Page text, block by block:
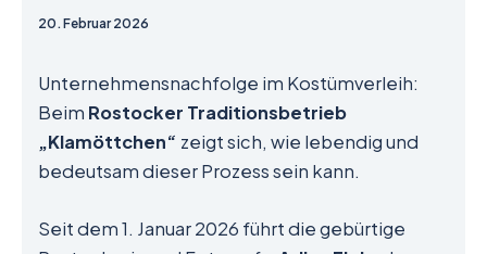
20. Februar 2026
Unternehmensnachfolge im Kostümverleih:
Beim Rostocker Traditionsbetrieb
„Klamöttchen“ zeigt sich, wie lebendig und
bedeutsam dieser Prozess sein kann.
Seit dem 1. Januar 2026 führt die gebürtige